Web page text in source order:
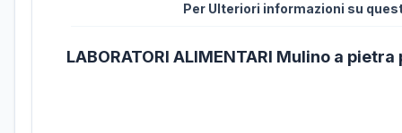
Per Ulteriori informazioni su
LABORATORI ALIMENTARI Mulino a